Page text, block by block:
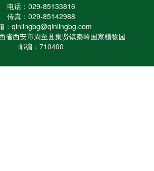
电话：029-85133816
传真：029-85142988
：qinlingbg@qinlingbg.com
省西安市周至县集贤镇秦岭国家植物园
邮编：710400